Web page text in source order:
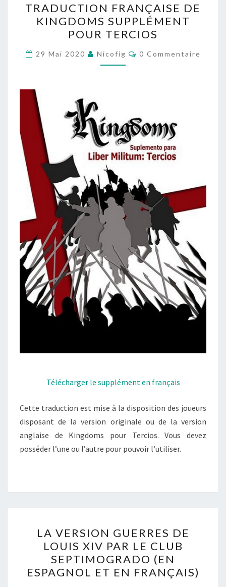
FRANÇAISE
DE
KINGDOMS
SUPPLÉMENT
POUR
TRADUCTION FRANÇAISE DE
KINGDOMS SUPPLÉMENT
POUR TERCIOS
29 Mai 2020 Nicofig Commentaires
0 Commentaire
Télécharger le supplément en français
Cette traduction est mise à la disposition des joueurs
disposant de la version originale ou de la version
anglaise de Kingdoms pour Tercios. Vous devez
posséder l’une ou l’autre pour pouvoir l’utiliser.
VERSION
GUERRES
DE
LOUIS
LA VERSION GUERRES DE
LOUIS XIV PAR LE CLUB
SEPTIMOGRADO (EN
ESPAGNOL ET EN FRANÇAIS)